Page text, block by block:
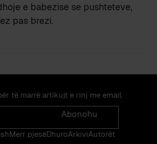
e babezise se pushteteve,
pas brezi.
të marrë artikujt e rinj me email.
Abonohu
Merr pjes​​ë​DhuroArkiviAutorët